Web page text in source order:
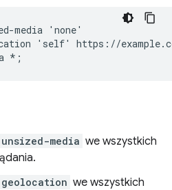
media 'none'
'self' https://
unsized-media we wszystkich
geolocation we wszystkich